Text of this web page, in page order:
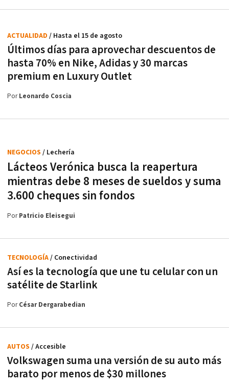
Últimos días para aprovechar descuentos de
hasta 70% en Nike, Adidas y 30 marcas
premium en Luxury Outlet
ACTUALIDAD / Hasta el 15 de agosto
PorLeonardo Coscia
Lácteos Verónica busca la reapertura
mientras debe 8 meses de sueldos y suma
3.600 cheques sin fondos
NEGOCIOS / Lechería
PorPatricio Eleisegui
Así es la tecnología que une tu celular con un
satélite de Starlink
TECNOLOGÍA/ Conectividad
PorCésar Dergarabedian
Volkswagen suma una versión de su auto más
barato por menos de $30 millones
AUTOS / Accesible